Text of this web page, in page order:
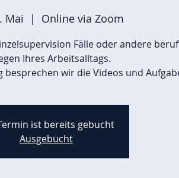
Mai
  |
Online via Zoom
Fälle oder andere
Ihres Arbeitsalltags.
besprechen wir die Videos und
ist bereits gebucht
Ausgebucht